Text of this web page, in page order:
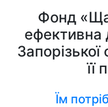
Фонд
ефективна
Запорізької
її
Їм